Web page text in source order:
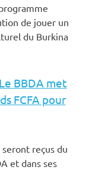
de jouer un
du Burkina
BBDA met
FCFA pour
reçus du
et dans ses